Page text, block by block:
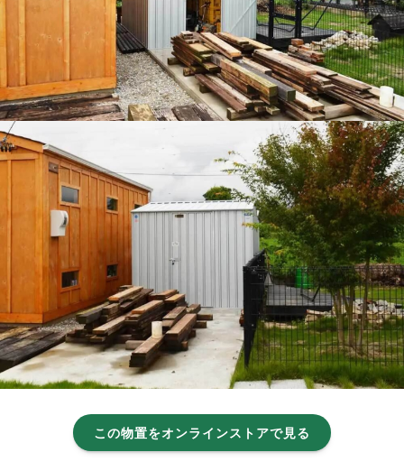
この物置をオンラインストアで見る